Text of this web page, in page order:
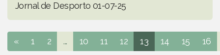
Jornal de Desporto 01-07-25
« 1 2 ... 10 11 12 13 14 15 16